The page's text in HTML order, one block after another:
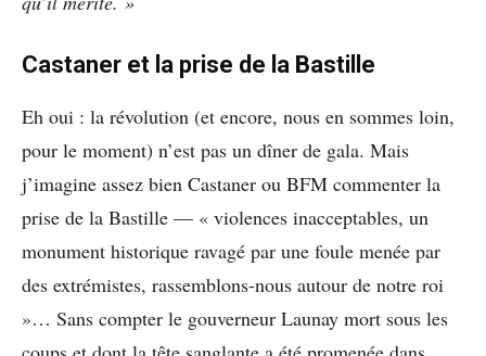
Castaner et la prise de la Bastille
Eh oui : la révolution (et encore, nous en sommes loin,
pour le moment) n’est pas un dîner de gala. Mais
j’imagine assez bien Castaner ou BFM commenter la
prise de la Bastille — « violences inacceptables, un
monument historique ravagé par une foule menée par
des extrémistes, rassemblons-nous autour de notre roi
»… Sans compter le gouverneur Launay mort sous les